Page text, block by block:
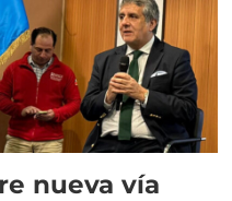
nueva vía